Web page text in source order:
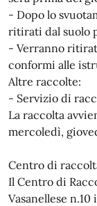
- Dopo lo
ritirati dal suolo
- Verranno
conformi alle
Altre raccolte:
- Servizio di
La raccolta
mercoledì,
Centro di
Il Centro di
Vasanellese